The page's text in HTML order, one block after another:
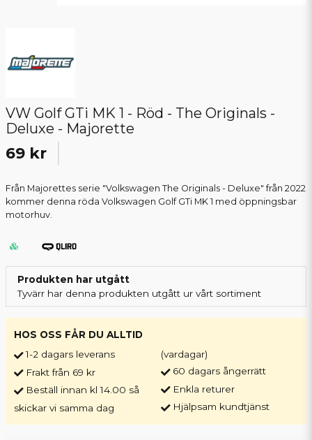
VW Golf GTi MK 1 - Röd - The Originals -
Deluxe - Majorette
69 kr
Från Majorettes serie "Volkswagen The Originals - Deluxe" från 2022
kommer denna röda Volkswagen Golf GTi MK 1 med öppningsbar
motorhuv.
Produkten har utgått
Tyvärr har denna produkten utgått ur vårt sortiment
HOS OSS FÅR DU ALLTID
1-2 dagars leverans
Frakt från 69 kr
Beställ innan kl 14.00 så
skickar vi samma dag
(vardagar)
60 dagars ångerrätt
Enkla returer
Hjälpsam kundtjänst